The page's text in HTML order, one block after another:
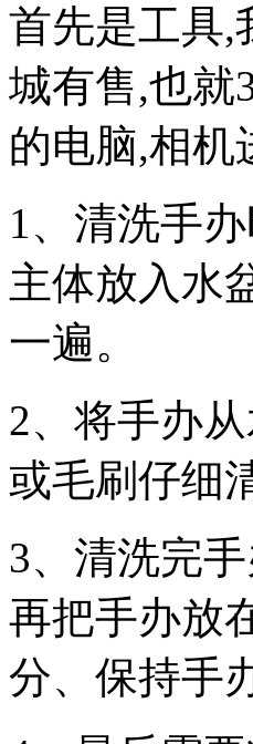
首先是工具,
城有售,也就
的电脑,相机
1、清洗手
主体放入水
一遍。
2、将手办
或毛刷仔细
3、清洗完
再把手办放
分、保持手